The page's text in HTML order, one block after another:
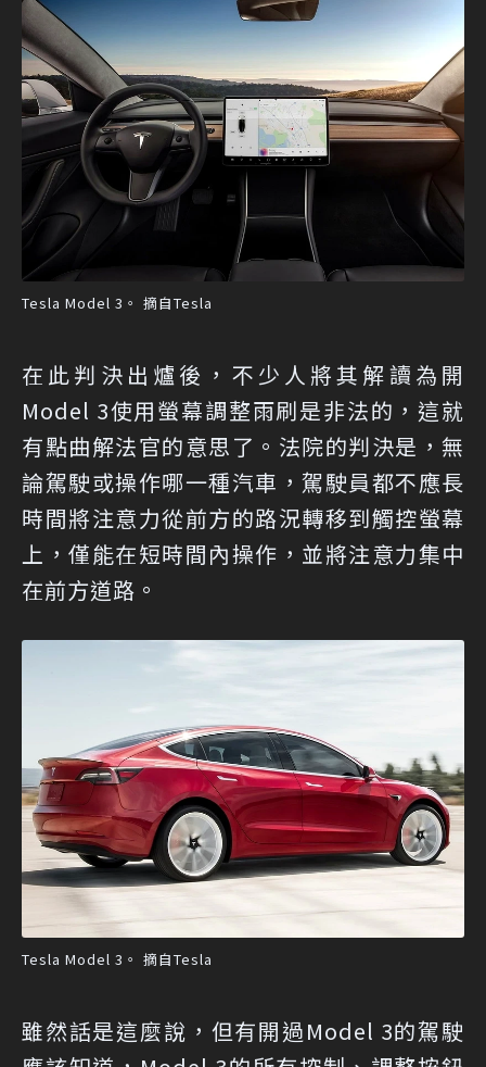
Tesla Model 3。 摘自Tesla
在此判決出爐後，不少人將其解讀為開
Model 3使用螢幕調整雨刷是非法的，這就
有點曲解法官的意思了。法院的判決是，無
論駕駛或操作哪一種汽車，駕駛員都不應長
時間將注意力從前方的路況轉移到觸控螢幕
上，僅能在短時間內操作，並將注意力集中
在前方道路。
Tesla Model 3。 摘自Tesla
雖然話是這麼說，但有開過Model 3的駕駛